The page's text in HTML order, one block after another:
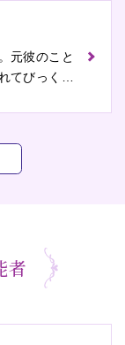
元彼のこと
てびっくり
者